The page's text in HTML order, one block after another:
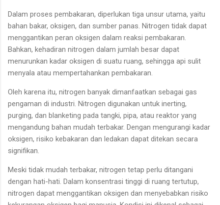
Dalam proses pembakaran, diperlukan tiga unsur utama, yaitu
bahan bakar, oksigen, dan sumber panas. Nitrogen tidak dapat
menggantikan peran oksigen dalam reaksi pembakaran.
Bahkan, kehadiran nitrogen dalam jumlah besar dapat
menurunkan kadar oksigen di suatu ruang, sehingga api sulit
menyala atau mempertahankan pembakaran.
Oleh karena itu, nitrogen banyak dimanfaatkan sebagai gas
pengaman di industri. Nitrogen digunakan untuk inerting,
purging, dan blanketing pada tangki, pipa, atau reaktor yang
mengandung bahan mudah terbakar. Dengan mengurangi kadar
oksigen, risiko kebakaran dan ledakan dapat ditekan secara
signifikan.
Meski tidak mudah terbakar, nitrogen tetap perlu ditangani
dengan hati-hati. Dalam konsentrasi tinggi di ruang tertutup,
nitrogen dapat menggantikan oksigen dan menyebabkan risiko